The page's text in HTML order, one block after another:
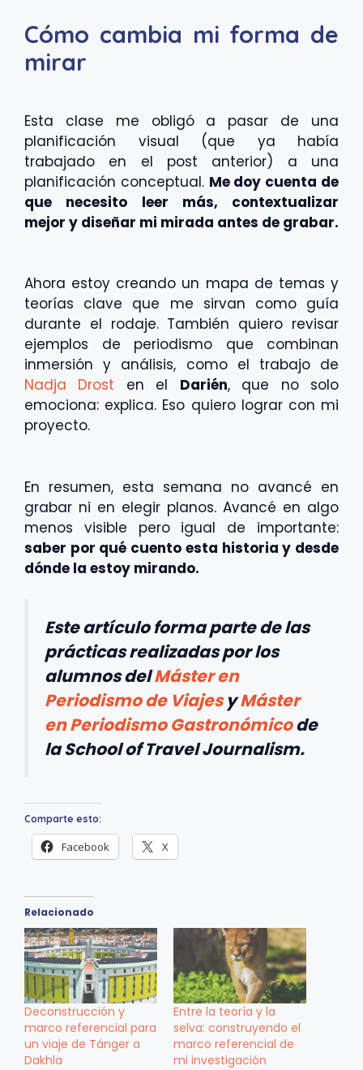
Cómo cambia mi forma de
mirar
Esta clase me obligó a pasar de una
planificación visual (que ya había
trabajado en el post anterior) a una
planificación conceptual. Me doy cuenta de
que necesito leer más, contextualizar
mejor y diseñar mi mirada antes de grabar.
Ahora estoy creando un mapa de temas y
teorías clave que me sirvan como guía
durante el rodaje. También quiero revisar
ejemplos de periodismo que combinan
inmersión y análisis, como el trabajo de
Nadja Drost en el Darién, que no solo
emociona: explica. Eso quiero lograr con mi
proyecto.
En resumen, esta semana no avancé en
grabar ni en elegir planos. Avancé en algo
menos visible pero igual de importante:
saber por qué cuento esta historia y desde
dónde la estoy mirando.
Este artículo forma parte de las
prácticas realizadas por los
alumnos delMáster en
Periodismo de ViajesyMáster
en Periodismo Gastronómicode
la School of Travel Journalism.
Comparte esto:
Facebook X
Relacionado
Deconstrucción y
marco referencial para
un viaje de Tánger a
Dakhla
Entre la teoría y la
selva: construyendo el
marco referencial de
mi investigación